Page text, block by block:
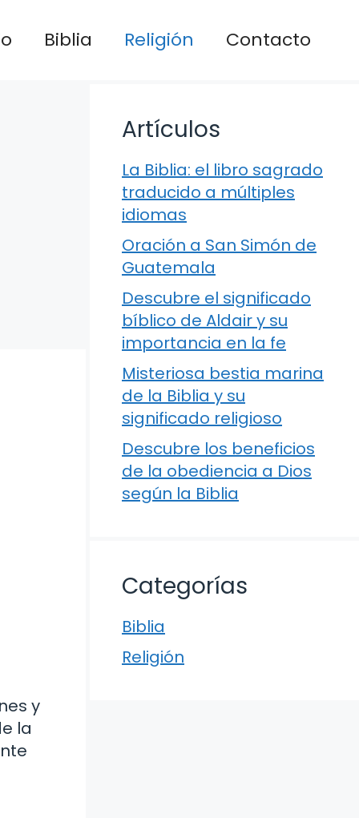
Biblia Religión Contacto
y
la
Artículos
La Biblia: el libro sagrado
traducido a múltiples
idiomas
Oración a San Simón de
Guatemala
Descubre el significado
bíblico de Aldair y su
importancia en la fe
Misteriosa bestia marina
de la Biblia y su
significado religioso
Descubre los beneficios
de la obediencia a Dios
según la Biblia
Categorías
Biblia
Religión